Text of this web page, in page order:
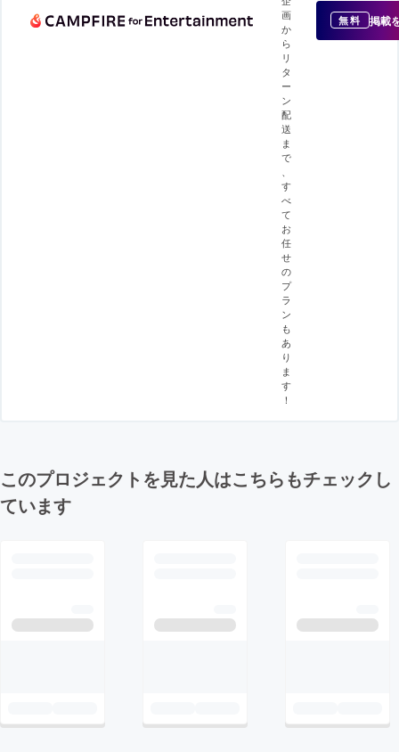
画
か
ら
リ
タ
ー
ン
配
送
ま
で
す
べ
て
お
任
せ
の
プ
ラ
ン
も
あ
り
ま
す
！
無料 掲載
このプロジェクトを見た人はこちらもチェックし
ています